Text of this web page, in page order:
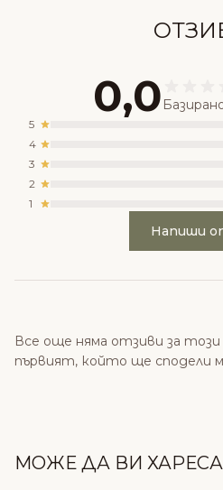
0,0
5
4
3
2
1
Напиши
Все още няма отзиви за
първият, който ще сподели
МОЖЕ ДА ВИ ХАРЕСА